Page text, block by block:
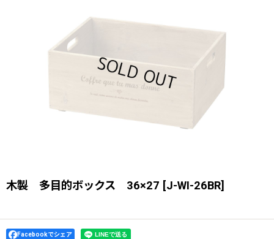
木製 多目的ボックス 36×27 [J-WI-26BR]
Facebookでシェア